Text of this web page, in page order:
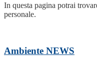
In questa pagina potrai
personale.
Ambiente NEWS